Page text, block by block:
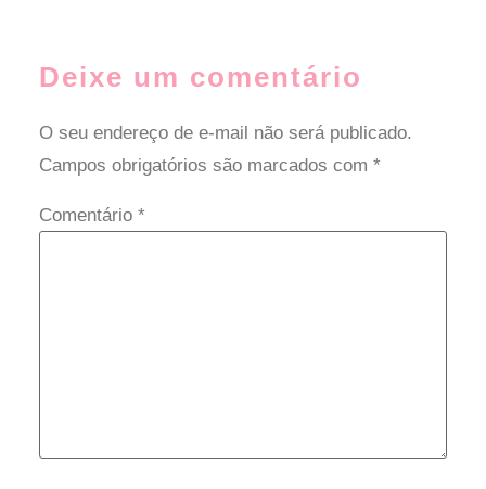
Deixe um comentário
O seu endereço de e-mail não será publicado.
Campos obrigatórios são marcados com *
Comentário *